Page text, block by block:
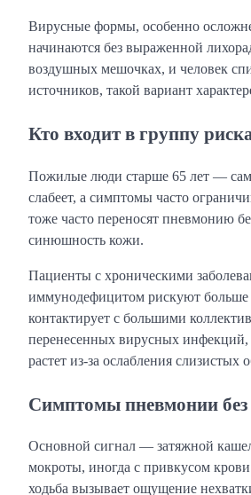
Вирусные формы, особенно
начинаются без выраженной
воздушных мешочках, и человек
источников, такой вариант
Кто входит в группу
Пожилые люди старше 65 лет —
слабеет, а симптомы часто
тоже часто переносят пневмонию
синюшность кожи.
Пациенты с хроническими
иммунодефицитом рискуют больше
контактирует с большими
перенесенных вирусных инфекций,
растет из-за ослабления слизистых
Симптомы пневмонии без
Основной сигнал — затяжной
мокроты, иногда с привкусом
ходьба вызывает ощущение